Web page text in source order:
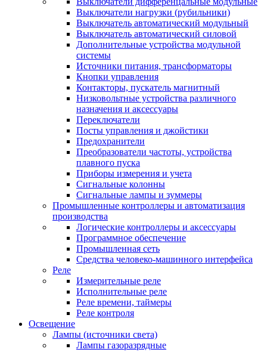
Выключатели нагрузки (рубильники)
Выключатель автоматический модульный
Выключатель автоматический силовой
Дополнительные устройства модульной
системы
Источники питания, трансформаторы
Кнопки управления
Контакторы, пускатель магнитный
Низковольтные устройства различного
назначения и аксессуары
Переключатели
Посты управления и джойстики
Предохранители
Преобразователи частоты, устройства
плавного пуска
Приборы измерения и учета
Сигнальные колонны
Сигнальные лампы и зуммеры
Промышленные контроллеры и автоматизация
производства
Логические контроллеры и аксессуары
Программное обеспечение
Промышленная сеть
Средства человеко-машинного интерфейса
Реле
Измерительные реле
Исполнительные реле
Реле времени, таймеры
Реле контроля
Освещение
Лампы (источники света)
Лампы газоразрядные